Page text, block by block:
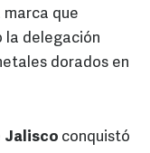
marca que
la delegación
dorados en
Jalisco conquistó